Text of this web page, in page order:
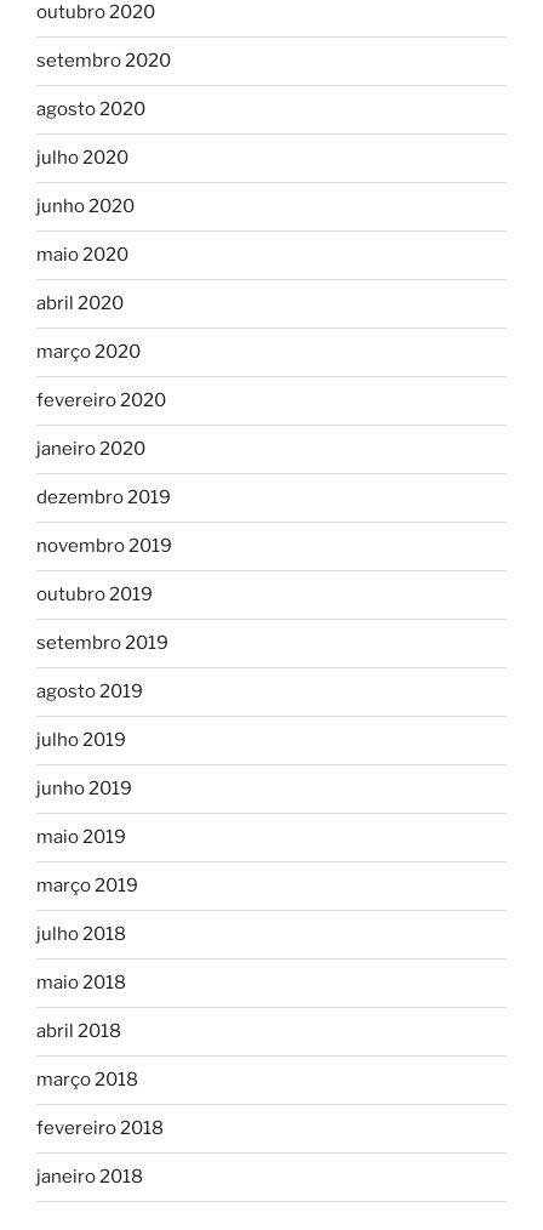
outubro 2020
setembro 2020
agosto 2020
julho 2020
junho 2020
maio 2020
abril 2020
março 2020
fevereiro 2020
janeiro 2020
dezembro 2019
novembro 2019
outubro 2019
setembro 2019
agosto 2019
julho 2019
junho 2019
maio 2019
março 2019
julho 2018
maio 2018
abril 2018
março 2018
fevereiro 2018
janeiro 2018